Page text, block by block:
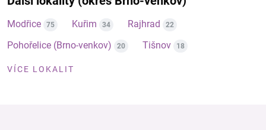
Modřice 75 Kuřim 34 Rajhrad 22
Pohořelice (Brno-venkov) 20 Tišnov 18
VÍCE LOKALIT